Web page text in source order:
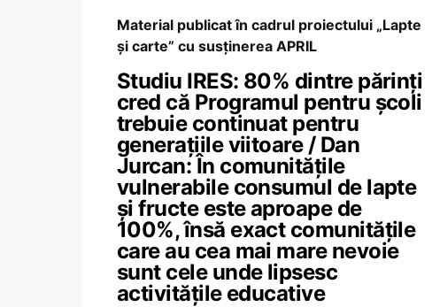
Material publicat în cadrul proiectului „Lapte
și carte” cu susținerea APRIL
Studiu IRES: 80% dintre părinți
cred că Programul pentru școli
trebuie continuat pentru
generațiile viitoare / Dan
Jurcan: În comunitățile
vulnerabile consumul de lapte
și fructe este aproape de
100%, însă exact comunitățile
care au cea mai mare nevoie
sunt cele unde lipsesc
activitățile educative